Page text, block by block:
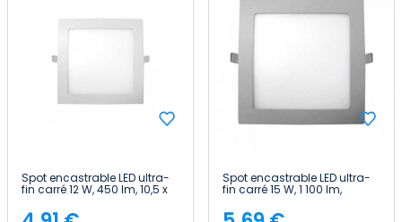
Spot encastrable LED ultra-
fin carré 12 W, 450 lm, 10,5 x
Spot encastrable LED ultra-
fin carré 15 W, 1 100 lm,
aluminium 7hSevenOn LED